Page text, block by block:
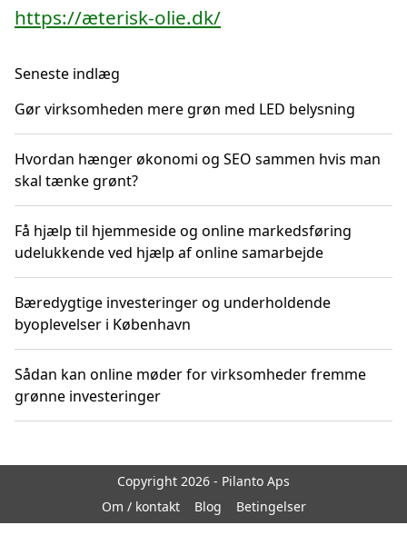
https://æterisk-olie.dk/
Seneste indlæg
Gør virksomheden mere grøn med LED belysning
Hvordan hænger økonomi og SEO sammen hvis man
skal tænke grønt?
Få hjælp til hjemmeside og online markedsføring
udelukkende ved hjælp af online samarbejde
Bæredygtige investeringer og underholdende
byoplevelser i København
Sådan kan online møder for virksomheder fremme
grønne investeringer
Copyright 2026 - Pilanto Aps
Om / kontakt
Blog Betingelser